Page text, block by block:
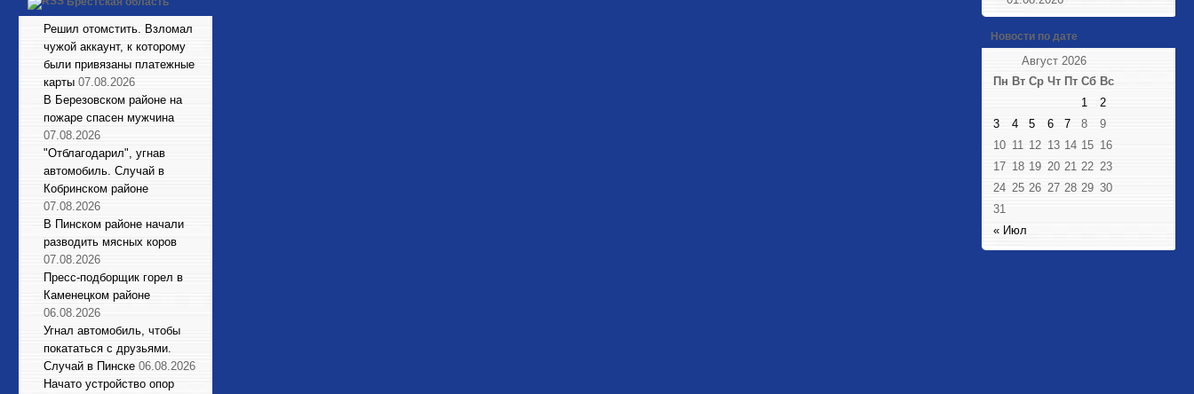
Решил отомстить. Взломал
чужой аккаунт, к которому
были привязаны платежные
карты 07.08.2026
В Березовском районе на
пожаре спасен мужчина
07.08.2026
"Отблагодарил", угнав
автомобиль. Случай в
Кобринском районе
07.08.2026
В Пинском районе начали
разводить мясных коров
07.08.2026
Пресс-подборщик горел в
Каменецком районе
06.08.2026
Угнал автомобиль, чтобы
покататься с друзьями.
Случай в Пинске 06.08.2026
Начато устройство опор
Новости по дате
Август 2026
Пн Вт Ср Чт Пт Сб Вс
« Июл
1
2
3
4 5 6 7 8
9
10 11 12 13 14 15 16
17 18 19 20 21 22 23
24 25 26 27 28 29 30
31